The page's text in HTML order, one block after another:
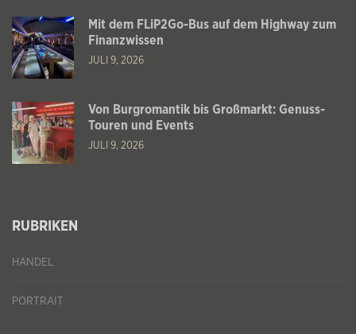
Mit dem FLiP2Go-Bus auf dem Highway zum
Finanzwissen
JULI 9, 2026
Von Burgromantik bis Großmarkt: Genuss-
Touren und Events
JULI 9, 2026
RUBRIKEN
HANDEL
PORTRAIT